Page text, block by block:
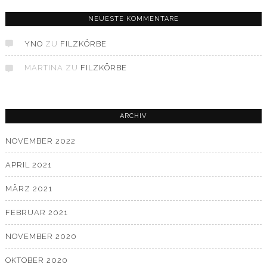
NEUESTE KOMMENTARE
YNO ZU FILZKÖRBE
MARTINA ZU FILZKÖRBE
ARCHIV
NOVEMBER 2022
APRIL 2021
MÄRZ 2021
FEBRUAR 2021
NOVEMBER 2020
OKTOBER 2020